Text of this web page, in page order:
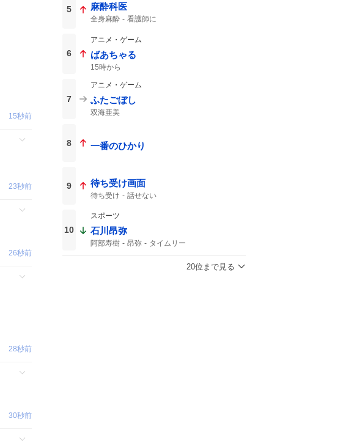
15秒前
23秒前
26秒前
28秒前
30秒前
5 麻酔科医
全身麻酔 看護師に
6
アニメ・ゲーム
ばあちゃる
15時から
7
アニメ・ゲーム
ふたごぼし
双海亜美
8 一番のひかり
9 待ち受け画面
待ち受け 話せない
10
スポーツ
石川昂弥
阿部寿樹 昂弥 タイムリー
20位まで見る